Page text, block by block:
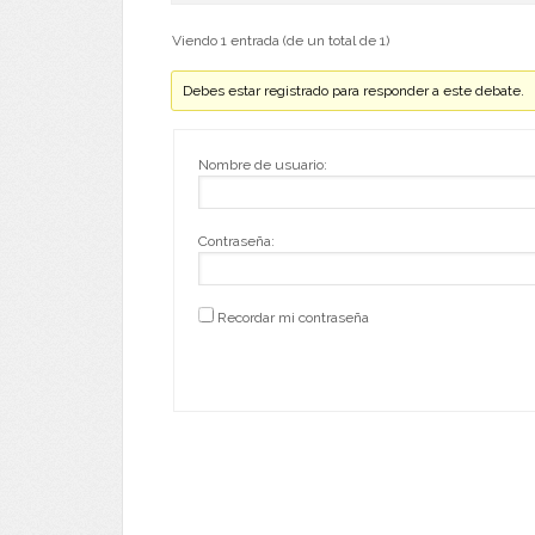
Viendo 1 entrada (de un total de 1)
Debes estar registrado para responder a este debate.
Nombre de usuario:
Contraseña:
Recordar mi contraseña